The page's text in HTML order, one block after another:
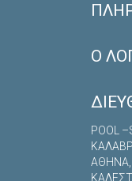
Ο
POOL